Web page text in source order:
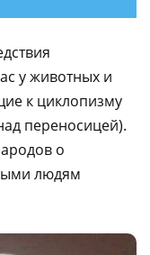
у животных и
к циклопизму
переносицей).
о
людям